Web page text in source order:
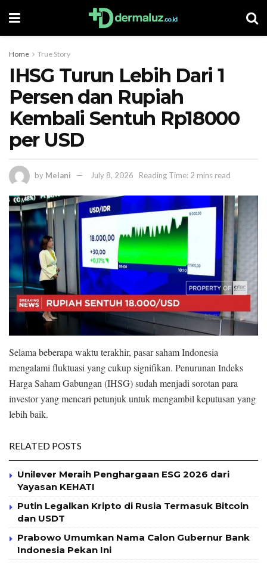
Home True Story
IHSG Turun Lebih Dari 1
Persen dan Rupiah
Kembali Sentuh Rp18000
per USD
by Melani July 8, 2026 Reading Time: 2 mins read
Selama beberapa waktu terakhir, pasar saham Indonesia
mengalami fluktuasi yang cukup signifikan. Penurunan Indeks
Harga Saham Gabungan (IHSG) sudah menjadi sorotan para
investor yang mencari petunjuk untuk mengambil keputusan yang
lebih baik.
RELATED POSTS
Unilever Meraih Penghargaan ESG 2026 dari
Yayasan KEHATI
Putin Legalkan Kripto di Rusia Termasuk Bitcoin
dan USDT
Prabowo Umumkan Nama Calon Gubernur Bank
Indonesia Pekan Ini